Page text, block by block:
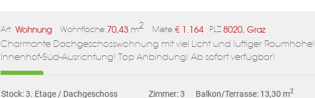
Art: Wohnung Wohnfläche:70,43 m2 Miete:€ 1.164 PLZ:8020, Graz
Charmante Dachgeschosswohnung mit viel Licht und luftiger Raumhöhe!
Innenhof-Süd-Ausrichtung! Top Anbindung! Ab sofort verfügbar!
Stock: 3. Etage / Dachgeschoss Zimmer: 3 Balkon/Terrasse: 13,30 m2